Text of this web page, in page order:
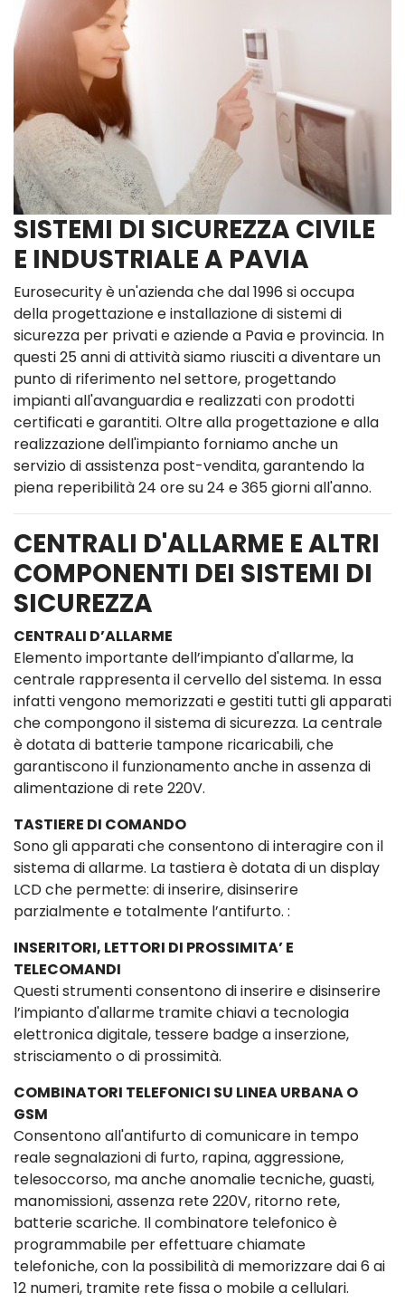
SISTEMI DI SICUREZZA CIVILE
E INDUSTRIALE A PAVIA
Eurosecurity è un'azienda che dal 1996 si occupa
della progettazione e installazione di sistemi di
sicurezza per privati e aziende a Pavia e provincia. In
questi 25 anni di attività siamo riusciti a diventare un
punto di riferimento nel settore, progettando
impianti all'avanguardia e realizzati con prodotti
certificati e garantiti. Oltre alla progettazione e alla
realizzazione dell'impianto forniamo anche un
servizio di assistenza post-vendita, garantendo la
piena reperibilità 24 ore su 24 e 365 giorni all'anno.
CENTRALI D'ALLARME E ALTRI
COMPONENTI DEI SISTEMI DI
SICUREZZA
CENTRALI D’ALLARME
Elemento importante dell’impianto d'allarme, la
centrale rappresenta il cervello del sistema. In essa
infatti vengono memorizzati e gestiti tutti gli apparati
che compongono il sistema di sicurezza. La centrale
è dotata di batterie tampone ricaricabili, che
garantiscono il funzionamento anche in assenza di
alimentazione di rete 220V.
TASTIERE DI COMANDO
Sono gli apparati che consentono di interagire con il
sistema di allarme. La tastiera è dotata di un display
LCD che permette: di inserire, disinserire
parzialmente e totalmente l’antifurto. :
INSERITORI, LETTORI DI PROSSIMITA’ E
TELECOMANDI
Questi strumenti consentono di inserire e disinserire
l’impianto d'allarme tramite chiavi a tecnologia
elettronica digitale, tessere badge a inserzione,
strisciamento o di prossimità.
COMBINATORI TELEFONICI SU LINEA URBANA O
GSM
Consentono all'antifurto di comunicare in tempo
reale segnalazioni di furto, rapina, aggressione,
telesoccorso, ma anche anomalie tecniche, guasti,
manomissioni, assenza rete 220V, ritorno rete,
batterie scariche. Il combinatore telefonico è
programmabile per effettuare chiamate
telefoniche, con la possibilità di memorizzare dai 6 ai
12 numeri, tramite rete fissa o mobile a cellulari.